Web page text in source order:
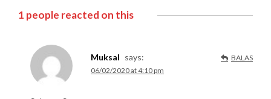
1 people reacted on this
BALAS
Muksal says:
06/02/2020 at 4:10 pm